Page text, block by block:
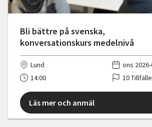
Bli bättre på svenska,
konversationskurs medelnivå
Lund
ons
14:00
10
Läs mer och anmäl